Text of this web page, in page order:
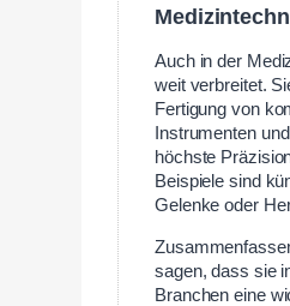
Auch in der
weit verbreitet.
Fertigung von
Instrumenten
höchste
Beispiele sind
Gelenke oder
sagen, dass sie
Branchen eine